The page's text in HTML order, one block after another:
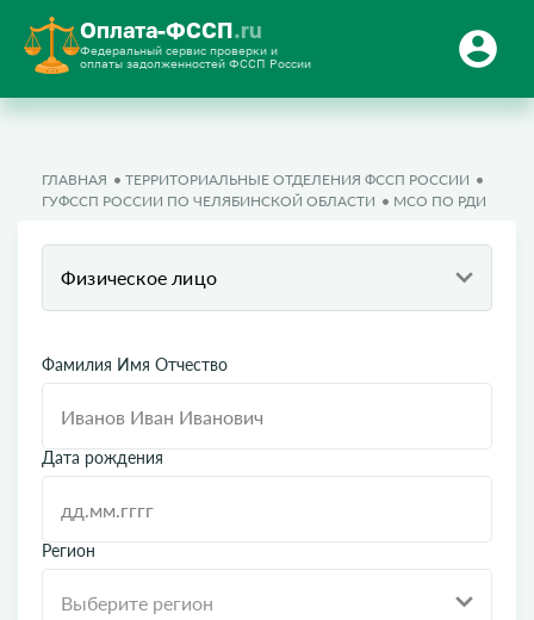
Оплата-ФССП.ru
Федеральный сервис проверки и
оплаты задолженностей ФССП России
ГЛАВНАЯ
ТЕРРИТОРИАЛЬНЫЕ ОТДЕЛЕНИЯ ФССП РОССИИ
ГУФССП РОССИИ ПО ЧЕЛЯБИНСКОЙ ОБЛАСТИ
МСО ПО РДИ
Физическое лицо
Фамилия Имя Отчество
Дата рождения
Регион